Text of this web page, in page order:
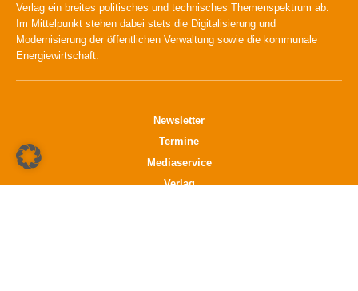
Verlag ein breites politisches und technisches Themenspektrum ab.
Im Mittelpunkt stehen dabei stets die Digitalisierung und
Modernisierung der öffentlichen Verwaltung sowie die kommunale
Energiewirtschaft.
Newsletter
Termine
Mediaservice
Verlag